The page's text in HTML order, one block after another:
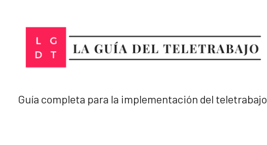
contenido
Guía completa para la implementación del teletrabajo